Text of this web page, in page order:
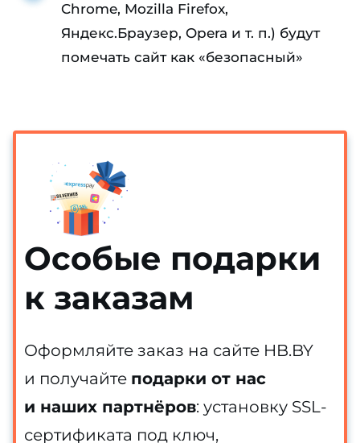
Chrome, Mozilla Firefox,
Яндекс.Браузер, Opera и т. п.) будут
помечать сайт как «безопасный»
Особые подарки
к заказам
Оформляйте заказ на сайте HB.BY
и получайте подарки от нас
и наших партнёров: установку SSL-
сертификата под ключ,